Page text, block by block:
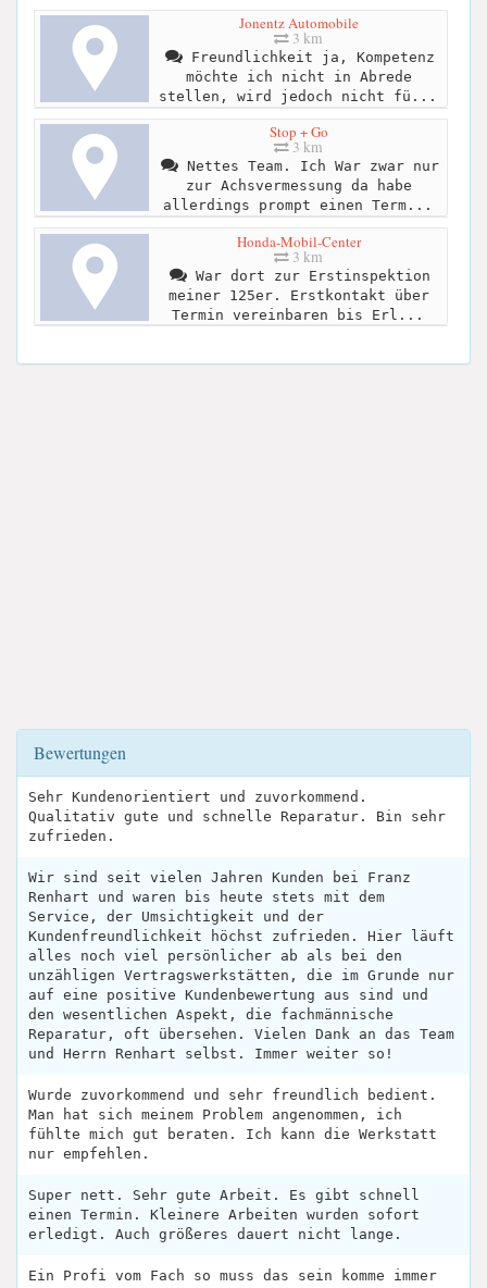
Jonentz Automobile
3 km
Freundlichkeit ja, Kompetenz
möchte ich nicht in Abrede
stellen, wird jedoch nicht fü...
Stop + Go
3 km
Nettes Team. Ich War zwar nur
zur Achsvermessung da habe
allerdings prompt einen Term...
Honda-Mobil-Center
3 km
War dort zur Erstinspektion
meiner 125er. Erstkontakt über
Termin vereinbaren bis Erl...
Bewertungen
Sehr Kundenorientiert und zuvorkommend.
Qualitativ gute und schnelle Reparatur. Bin sehr
zufrieden.
Wir sind seit vielen Jahren Kunden bei Franz
Renhart und waren bis heute stets mit dem
Service, der Umsichtigkeit und der
Kundenfreundlichkeit höchst zufrieden. Hier läuft
alles noch viel persönlicher ab als bei den
unzähligen Vertragswerkstätten, die im Grunde nur
auf eine positive Kundenbewertung aus sind und
den wesentlichen Aspekt, die fachmännische
Reparatur, oft übersehen. Vielen Dank an das Team
und Herrn Renhart selbst. Immer weiter so!
Wurde zuvorkommend und sehr freundlich bedient.
Man hat sich meinem Problem angenommen, ich
fühlte mich gut beraten. Ich kann die Werkstatt
nur empfehlen.
Super nett. Sehr gute Arbeit. Es gibt schnell
einen Termin. Kleinere Arbeiten wurden sofort
erledigt. Auch größeres dauert nicht lange.
Ein Profi vom Fach so muss das sein komme immer